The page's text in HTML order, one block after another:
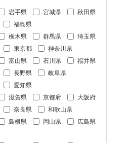
岩手県 宮城県
秋田県
福島県
栃木県 群馬県
埼玉県
東京都 神奈川県
富山県 石川県
福井県
長野県
岐阜県
愛知県
滋賀県 京都府
大阪府
奈良県 和歌山県
島根県 岡山県
広島県